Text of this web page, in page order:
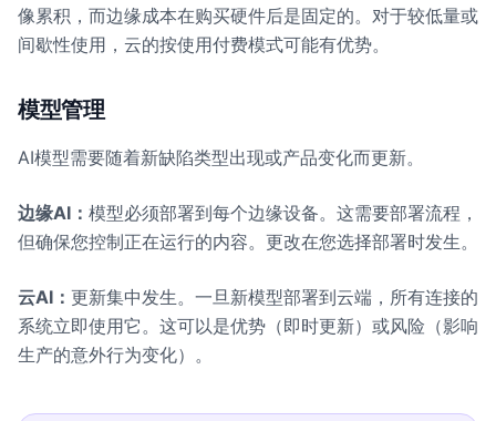
像累积，而边缘成本在购买硬件后是固定的。对于较低量或
间歇性使用，云的按使用付费模式可能有优势。
模型管理
AI模型需要随着新缺陷类型出现或产品变化而更新。
边缘AI： 模型必须部署到每个边缘设备。这需要部署流程，
但确保您控制正在运行的内容。更改在您选择部署时发生。
云AI： 更新集中发生。一旦新模型部署到云端，所有连接的
系统立即使用它。这可以是优势（即时更新）或风险（影响
生产的意外行为变化）。